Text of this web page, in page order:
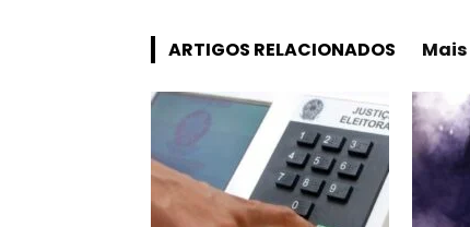
ARTIGOS RELACIONADOS